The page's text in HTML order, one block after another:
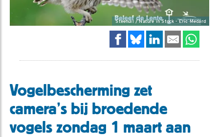
Steenuil / Nature in Stock - Eric Medard
Vogelbescherming zet
camera’s bij broedende
vogels zondag 1 maart aan